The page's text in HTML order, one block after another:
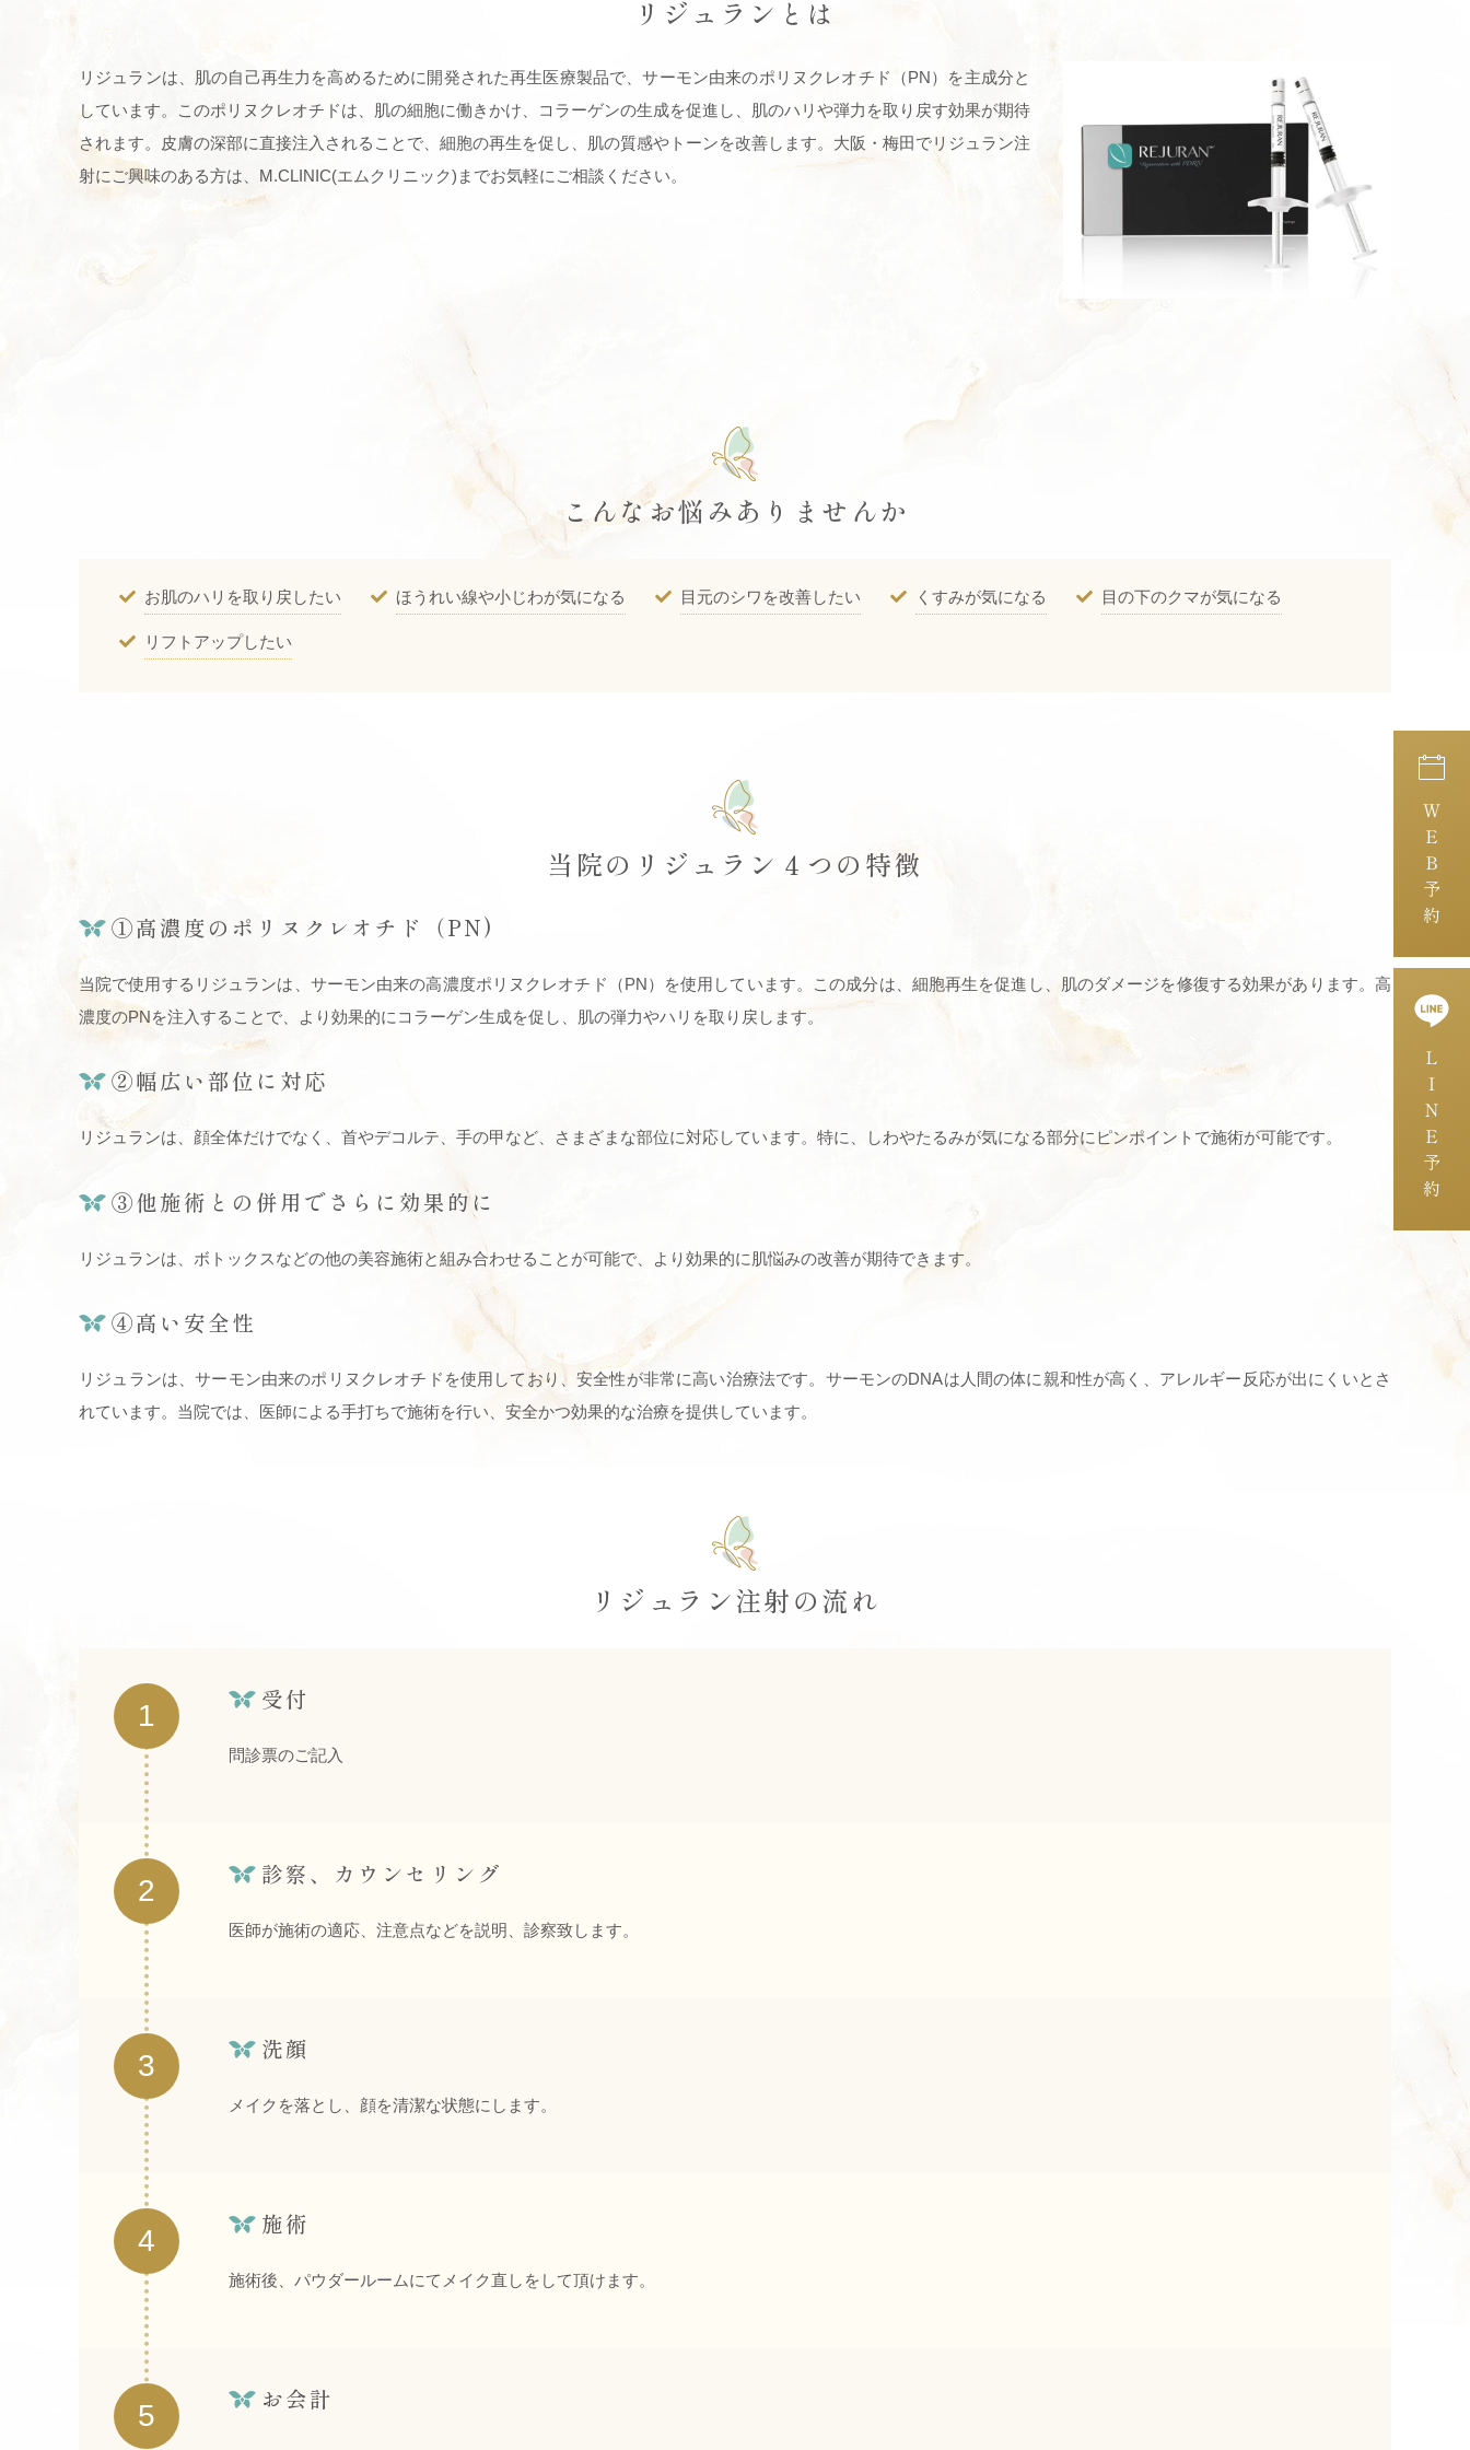
ＷＥＢ予約
ＬＩＮＥ予約
リジュランとは
リジュランは、肌の自己再生力を高めるために開発された再生医療製品で、サーモン由来のポリヌクレオチド（PN）を主成分と
しています。このポリヌクレオチドは、肌の細胞に働きかけ、コラーゲンの生成を促進し、肌のハリや弾力を取り戻す効果が期待
されます。皮膚の深部に直接注入されることで、細胞の再生を促し、肌の質感やトーンを改善します。大阪・梅田でリジュラン注
射にご興味のある方は、M.CLINIC(エムクリニック)までお気軽にご相談ください。
こんなお悩みありませんか
お肌のハリを取り戻したい ほうれい線や小じわが気になる 目元のシワを改善したい くすみが気になる 目の下のクマが気になる
リフトアップしたい
当院のリジュラン４つの特徴
①高濃度のポリヌクレオチド（PN)
当院で使用するリジュランは、サーモン由来の高濃度ポリヌクレオチド（PN）を使用しています。この成分は、細胞再生を促進し、肌のダメージを修復する効果があります。高
濃度のPNを注入することで、より効果的にコラーゲン生成を促し、肌の弾力やハリを取り戻します。
②幅広い部位に対応
リジュランは、顔全体だけでなく、首やデコルテ、手の甲など、さまざまな部位に対応しています。特に、しわやたるみが気になる部分にピンポイントで施術が可能です。
③他施術との併用でさらに効果的に
リジュランは、ボトックスなどの他の美容施術と組み合わせることが可能で、より効果的に肌悩みの改善が期待できます。
④高い安全性
リジュランは、サーモン由来のポリヌクレオチドを使用しており、安全性が非常に高い治療法です。サーモンのDNAは人間の体に親和性が高く、アレルギー反応が出にくいとさ
れています。当院では、医師による手打ちで施術を行い、安全かつ効果的な治療を提供しています。
リジュラン注射の流れ
1
受付
問診票のご記入
2
診察、カウンセリング
医師が施術の適応、注意点などを説明、診察致します。
3
洗顔
メイクを落とし、顔を清潔な状態にします。
4
施術
施術後、パウダールームにてメイク直しをして頂けます。
5
お会計